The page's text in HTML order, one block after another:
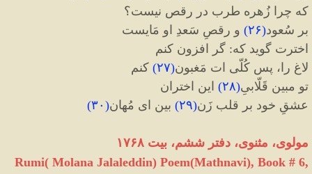
که چرا زُهره طرب در رقص نیست؟
بر سُعود(۲۶) و رقصِ سَعدِ او مَایست
اخترت گوید که: گر افزون کنم
لاغ را، پس کُلّی ات مَغبون(۲۷) کنم
تو مبین قَلّابیِ(۲۸) این اختران
عشقِ خود بر قلب زَن(۲۹) بین ای مُهان( ۳۰)
مولوی، مثنوی، دفتر ششم، بیت ۱۷۶۸
Rumi( Molana Jalaleddin) Poem(Mathnavi), Book # 6,